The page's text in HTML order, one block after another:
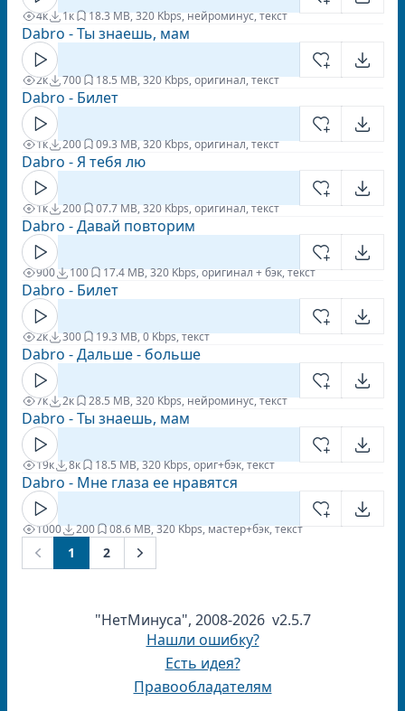
4к 1к 18.3 MB, 320 Kbps, нейроминус, текст
Dabro - Ты знаешь, мам
2к 700 18.5 MB, 320 Kbps, оригинал, текст
Dabro - Билет
1к 200 09.3 MB, 320 Kbps, оригинал, текст
Dabro - Я тебя лю
1к 200 07.7 MB, 320 Kbps, оригинал, текст
Dabro - Давай повторим
900 100 17.4 MB, 320 Kbps, оригинал + бэк, текст
Dabro - Билет
2к 300 19.3 MB, 0 Kbps, текст
Dabro - Дальше - больше
7к 2к 28.5 MB, 320 Kbps, нейроминус, текст
Dabro - Ты знаешь, мам
19к 8к 18.5 MB, 320 Kbps, ориг+бэк, текст
Dabro - Мне глаза ее нравятся
1000 200 08.6 MB, 320 Kbps, мастер+бэк, текст
Previous
1 2 Next
"НетМинуса", 2008-2026 v2.5.7
Нашли ошибку?
Есть идея?
Правообладателям